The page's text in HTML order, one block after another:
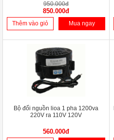
950.000đ
850.000đ
Thêm vào giỏ Mua ngay
Bộ đổi nguồn lioa 1 pha 1200va
220V ra 110V 120V
560.000đ